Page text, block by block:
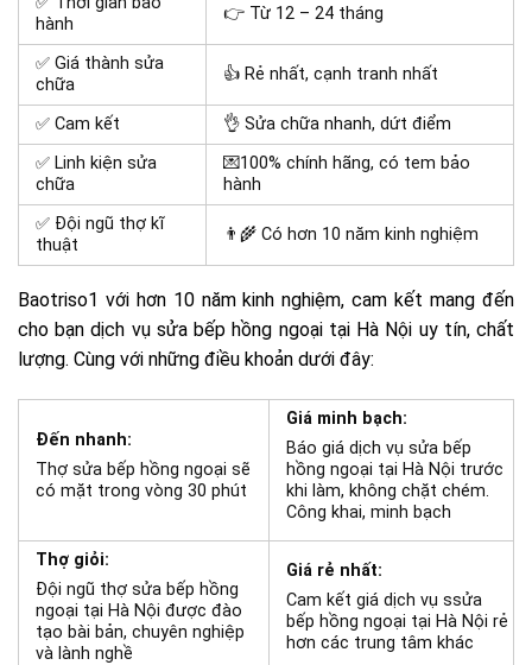
hành
👉 Từ 12 – 24 tháng
✅ Giá thành sửa
chữa
👍 Rẻ nhất, cạnh tranh nhất
✅ Cam kết
👌 Sửa chữa nhanh, dứt điểm
✅ Linh kiện sửa
chữa
💌100% chính hãng, có tem bảo
hành
✅ Đội ngũ thợ kĩ
thuật
👨‍🌾 Có hơn 10 năm kinh nghiệm
Baotriso1 với hơn 10 năm kinh nghiệm, cam kết mang đến
cho bạn dịch vụ sửa bếp hồng ngoại tại Hà Nội uy tín, chất
lượng. Cùng với những điều khoản dưới đây:
Đến nhanh:
Thợ sửa bếp hồng ngoại sẽ
có mặt trong vòng 30 phút
Giá minh bạch:
Báo giá dịch vụ sửa bếp
hồng ngoại tại Hà Nội trước
khi làm, không chặt chém.
Công khai, minh bạch
Thợ giỏi:
Đội ngũ thợ sửa bếp hồng
ngoại tại Hà Nội được đào
tạo bài bản, chuyên nghiệp
và lành nghề
Giá rẻ nhất:
Cam kết giá dịch vụ ssửa
bếp hồng ngoại tại Hà Nội rẻ
hơn các trung tâm khác